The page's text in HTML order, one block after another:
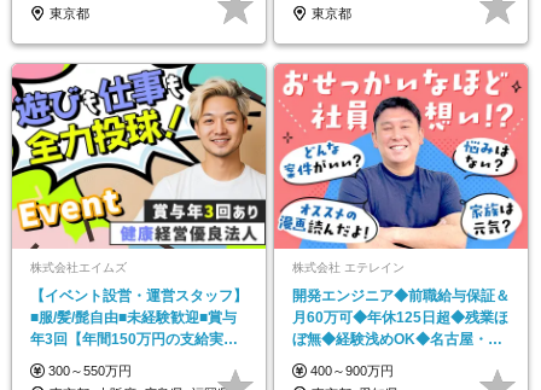
東京都
東京都
株式会社エイムズ
【イベント設営・運営スタッフ】
■服/髪/髭自由■未経験歓迎■賞与
年3回【年間150万円の支給実績
有】
300～550万円
株式会社 エテレイン
開発エンジニア◆前職給与保証＆
月60万可◆年休125日超◆残業ほ
ぼ無◆経験浅めOK◆名古屋・東
京勤務
400～900万円